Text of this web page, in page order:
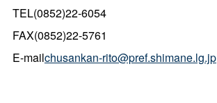
TEL(0852)22-6054
FAX(0852)22-5761
E-mailchusankan-rito@pref.shimane.lg.jp